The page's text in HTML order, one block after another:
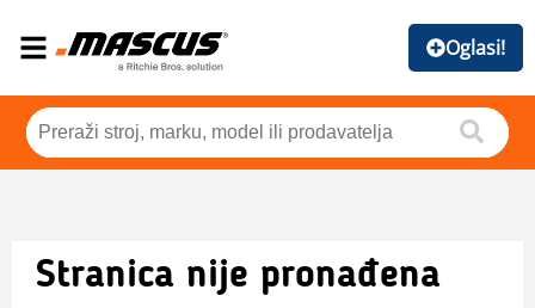
Oglasi!
Stranica nije pronađena